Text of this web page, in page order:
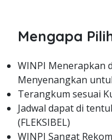
Mengapa
WINPI Menerapkan
Menyenangkan
Terangkum sesuai
Jadwal dapat di
(FLEKSIBEL)
WINPI Sangat